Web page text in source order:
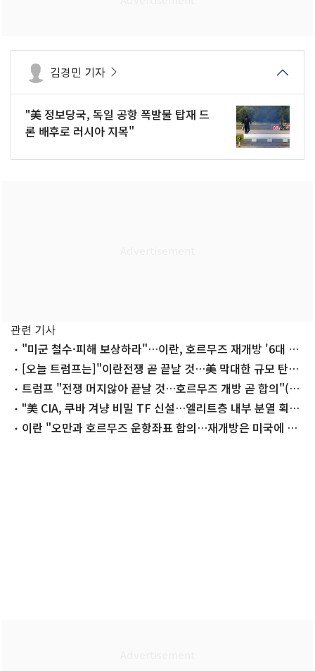
김경민 기자
"美 정보당국, 독일 공항 폭발물 탑재 드
론 배후로 러시아 지목"
관련 기사
"미군 철수·피해 보상하라"…이란, 호르무즈 재개방 '6대 요
구안'(종합)
[오늘 트럼프는]"이란전쟁 곧 끝날 것…美 막대한 규모 탄약
보유"
트럼프 "전쟁 머지않아 끝날 것…호르무즈 개방 곧 합의"(종
합)"美 CIA, 쿠바 겨냥 비밀 TF 신설…엘리트층 내부 분열 획
책"이란 "오만과 호르무즈 운항좌표 합의…재개방은 미국에 달